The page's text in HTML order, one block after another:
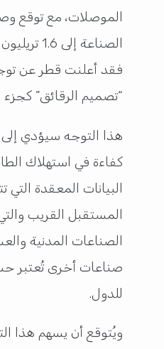
الموصلات، مع توقع
فقد أعلنت قطر عن
“تصميم الرقائق”
هذا التوجه سيؤدي إلى
كفاءة في استهلاك
البيانات المعقدة التي
المستقبل القريب
الصناعات المدنية
صناعات أخرى تُعتبر
للدول.
ويُتوقع أن يسهم هذا